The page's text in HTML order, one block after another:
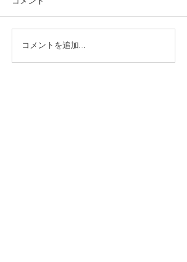
生徒さんの作品
コメントを追加…